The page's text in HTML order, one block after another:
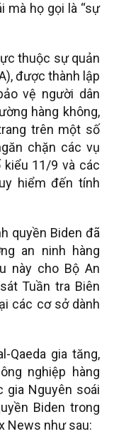
mà họ gọi là “sự
thuộc sự quản
được thành lập
vệ người dân
hàng không,
trên một số
chặn các vụ
11/9 và các
hiểm đến tính
quyền Biden đã
an ninh hàng
này cho Bộ An
Tuần tra Biên
các cơ sở dành
Qaeda gia tăng,
nghiệp hàng
gia Nguyên soái
Biden trong
News như sau: